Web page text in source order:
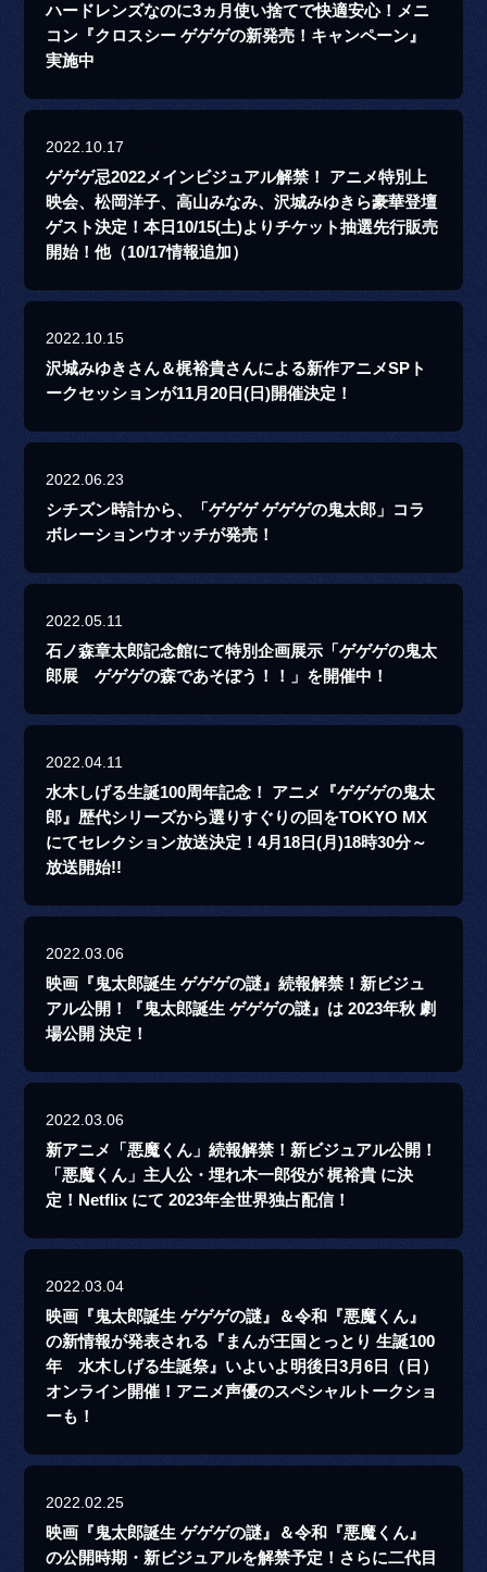
ハードレンズなのに3ヵ月使い捨てで快適安心！メニ
コン『クロスシー ゲゲゲの新発売！キャンペーン』
実施中
2022.10.17
ゲゲゲ忌2022メインビジュアル解禁！ アニメ特別上
映会、松岡洋子、高山みなみ、沢城みゆきら豪華登壇
ゲスト決定！本日10/15(土)よりチケット抽選先行販売
開始！他（10/17情報追加）
2022.10.15
沢城みゆきさん＆梶裕貴さんによる新作アニメSPト
ークセッションが11月20日(日)開催決定！
2022.06.23
シチズン時計から、「ゲゲゲ ゲゲゲの鬼太郎」コラ
ボレーションウオッチが発売！
2022.05.11
石ノ森章太郎記念館にて特別企画展示「ゲゲゲの鬼太
郎展 ゲゲゲの森であそぼう！！」を開催中！
2022.04.11
水木しげる生誕100周年記念！ アニメ『ゲゲゲの鬼太
郎』歴代シリーズから選りすぐりの回をTOKYO MX
にてセレクション放送決定！4月18日(月)18時30分～
放送開始!!
2022.03.06
映画『鬼太郎誕生 ゲゲゲの謎』続報解禁！新ビジュ
アル公開！『鬼太郎誕生 ゲゲゲの謎』は 2023年秋 劇
場公開 決定！
2022.03.06
新アニメ「悪魔くん」続報解禁！新ビジュアル公開！
「悪魔くん」主人公・埋れ木一郎役が 梶裕貴 に決
定！Netflix にて 2023年全世界独占配信！
2022.03.04
映画『鬼太郎誕生 ゲゲゲの謎』＆令和『悪魔くん』
の新情報が発表される『まんが王国とっとり 生誕100
年 水木しげる生誕祭』いよいよ明後日3月6日（日）
オンライン開催！アニメ声優のスペシャルトークショ
ーも！
2022.02.25
映画『鬼太郎誕生 ゲゲゲの謎』＆令和『悪魔くん』
の公開時期・新ビジュアルを解禁予定！さらに二代目